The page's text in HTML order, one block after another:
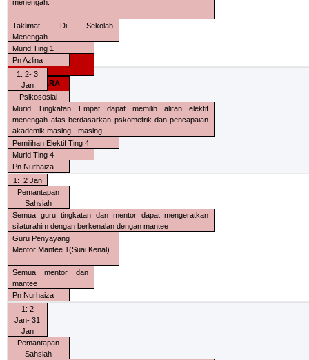
SASARAN
PENYELARA
menengah.
Taklimat Di Sekolah
Menengah
Murid Ting 1
Pn Azlina
1: 2- 3
Jan
Psikososial
Murid Tingkatan Empat dapat memilih aliran elektif
menengah atas berdasarkan pskometrik dan pencapaian
akademik masing - masing
Pemilihan Elektif Ting 4
Murid Ting 4
Pn Nurhaiza
1: 2 Jan
Pemantapan
Sahsiah
Semua guru tingkatan dan mentor dapat mengeratkan
silaturahim dengan berkenalan dengan mantee
Guru Penyayang
Mentor Mantee 1(Suai Kenal)
Semua mentor dan
mantee
Pn Nurhaiza
1: 2
Jan- 31
Jan
Pemantapan
Sahsiah